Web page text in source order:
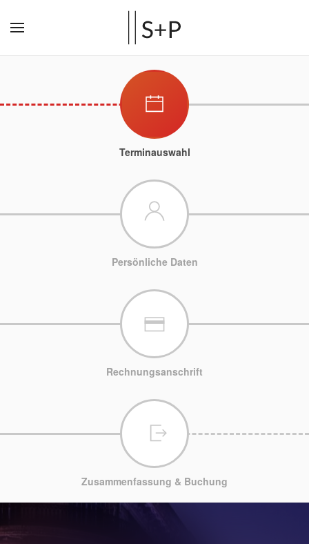
Terminauswahl
Persönliche Daten
Rechnungsanschrift
Zusammenfassung & Buchung